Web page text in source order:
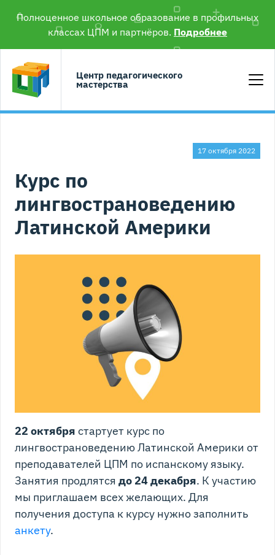
Полноценное школьное образование в профильных
классах ЦПМ и партнёров. Подробнее
Центр педагогического
мастерства
17 октября 2022
Курс по
лингвострановедению
Латинской Америки
22 октября стартует курс по
лингвострановедению Латинской Америки от
преподавателей ЦПМ по испанскому языку.
Занятия продлятся до 24 декабря. К участию
мы приглашаем всех желающих. Для
получения доступа к курсу нужно заполнить
анкету.